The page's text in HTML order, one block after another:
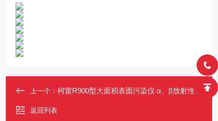
上一个： 柯雷R900型大面积表面污染仪 α、β放射性表面污染探测面积170cm2
返回列表